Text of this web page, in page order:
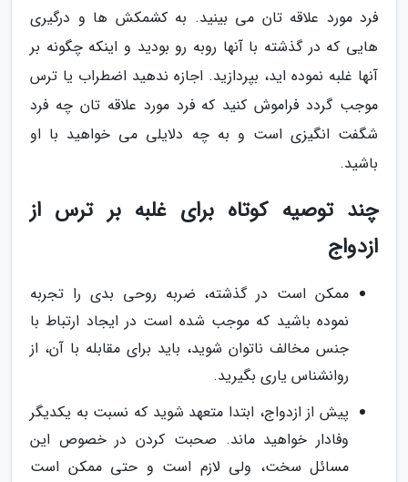
فرد مورد علاقه تان می بینید. به کشمکش ها و درگیری
هایی که در گذشته با آنها روبه رو بودید و اینکه چگونه بر
آنها غلبه نموده اید، بپردازید. اجازه ندهید اضطراب یا ترس
موجب گردد فراموش کنید که فرد مورد علاقه تان چه فرد
شگفت انگیزی است و به چه دلایلی می خواهید با او
باشید.
چند توصیه کوتاه برای غلبه بر ترس از
ازدواج
ممکن است در گذشته، ضربه روحی بدی را تجربه
نموده باشید که موجب شده است در ایجاد ارتباط با
جنس مخالف ناتوان شوید، باید برای مقابله با آن، از
روانشناس یاری بگیرید.
پیش از ازدواج، ابتدا متعهد شوید که نسبت به یکدیگر
وفادار خواهید ماند. صحبت کردن در خصوص این
مسائل سخت، ولی لازم است و حتی ممکن است